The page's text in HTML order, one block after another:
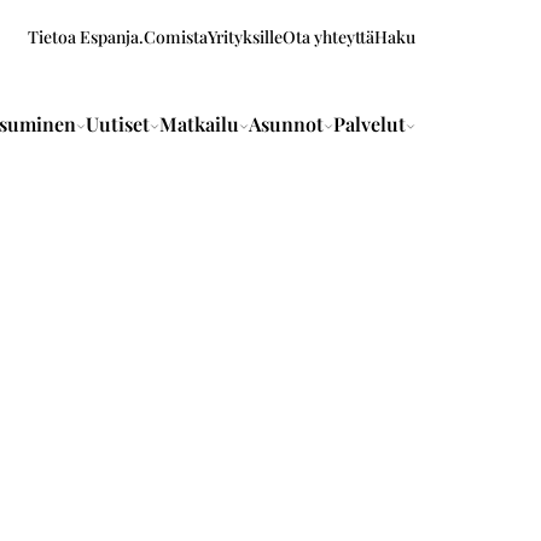
Tietoa Espanja.ComistaYrityksilleOta yhteyttäHaku
Uutiset Matkailu Asunnot Palvelut